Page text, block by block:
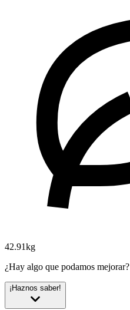
42.91kg
¿Hay algo que podamos mejorar?
¡Haznos saber!